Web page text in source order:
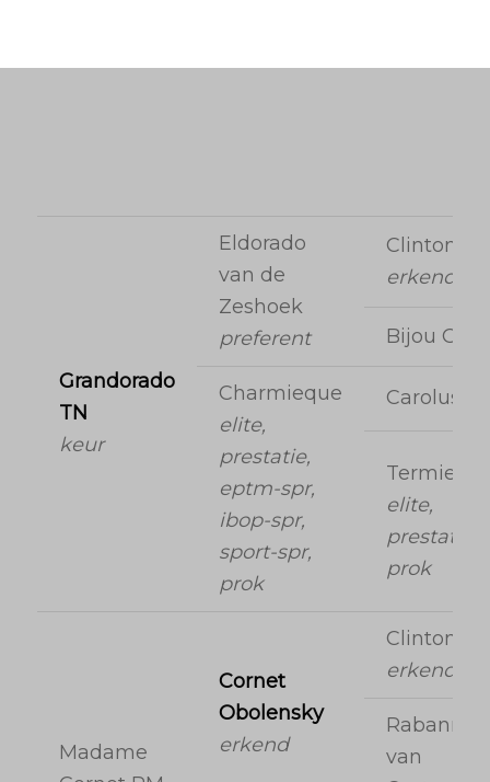
Grandorado
TN
keur
Eldorado
van de
Zeshoek
preferent
Clinton
erkend
Bijou Orai
Charmieque
elite,
prestatie,
eptm-spr,
ibop-spr,
sport-spr,
prok
Carolus II
elite,
prestatie,
prok
Madame
Cornet
Obolensky
erkend
Clinton
erkend
Rabanna
van